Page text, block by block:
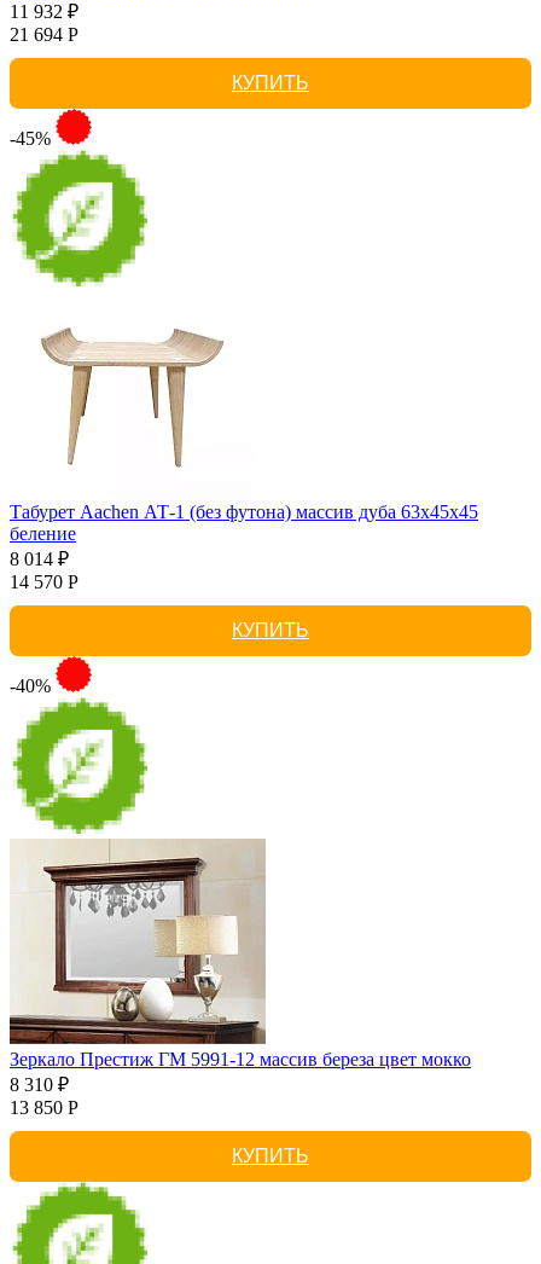
11 932 ₽
21 694 Р
КУПИТЬ
-45%
Табурет Aachen АТ-1 (без футона) массив дуба 63х45х45
беление
8 014 ₽
14 570 Р
КУПИТЬ
-40%
Зеркало Престиж ГМ 5991-12 массив береза цвет мокко
8 310 ₽
13 850 Р
КУПИТЬ